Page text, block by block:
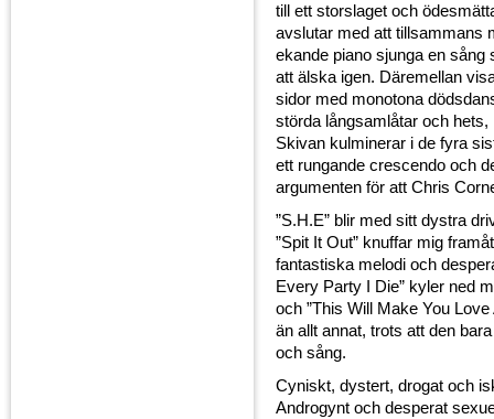
till ett storslaget och
avslutar med att tillsammans
ekande piano sjunga en sång
att älska igen. Däremellan
sidor med monotona
störda långsamlåtar och hets,
Skivan kulminerar i de fyra
ett rungande crescendo och
argumenten för att Chris
”S.H.E” blir med sitt dystra
”Spit It Out” knuffar mig
fantastiska melodi och
Every Party I Die” kyler ned
och ”This Will Make You Love
än allt annat, trots att den
och sång.
Cyniskt, dystert, drogat och
Androgynt och desperat